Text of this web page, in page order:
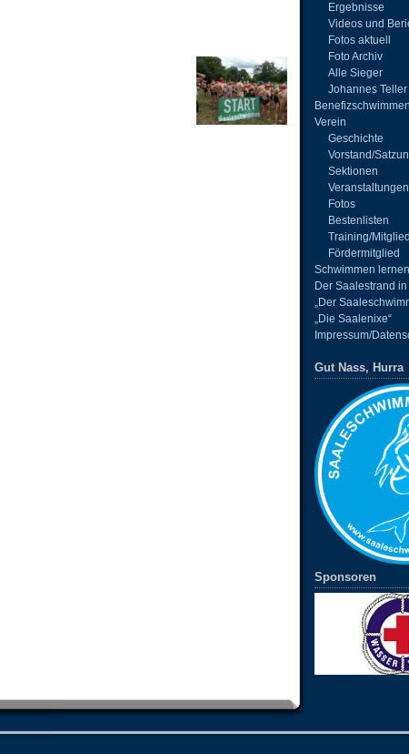
Ergebnisse
Videos und
Fotos aktuell
Foto Archiv
Alle Sieger
Johannes Teller
Verein
Geschichte
Vorstand/
Sektionen
Fotos
Bestenlisten
Training/
Fördermitglied
Schwimmen
Der Saalestrand
„Der
„Die Saalenixe“
Impressum/
Gut Nass, Hurra
Sponsoren